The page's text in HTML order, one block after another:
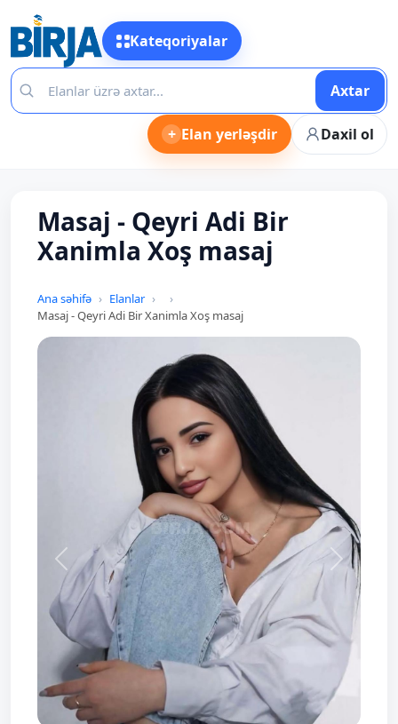
Kateqoriyalar
Axtar
+ Elan yerləşdir Daxil ol
Masaj - Qeyri Adi Bir
Xanimla Xoş masaj
Ana səhifə
Elanlar
Masaj - Qeyri Adi Bir Xanimla Xoş masaj
Prev Next